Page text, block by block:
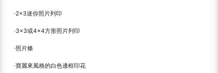
·2×3迷你照片列印
·3×3或4×4方形照片列印
·照片條
·寶麗來風格的白色邊框印花